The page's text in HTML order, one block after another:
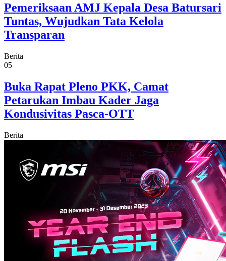
Pemeriksaan AMJ Kepala Desa Batursari
Tuntas, Wujudkan Tata Kelola
Transparan
Berita
05
Buka Rapat Pleno PKK, Camat
Petarukan Imbau Kader Jaga
Kondusivitas Pasca-OTT
Berita